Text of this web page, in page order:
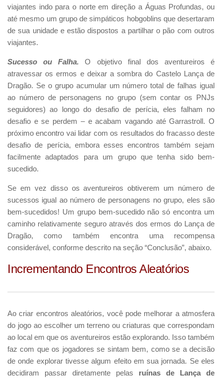
viajantes indo para o norte em direção a Águas Profundas, ou
até mesmo um grupo de simpáticos hobgoblins que desertaram
de sua unidade e estão dispostos a partilhar o pão com outros
viajantes.
Sucesso ou Falha. O objetivo final dos aventureiros é
atravessar os ermos e deixar a sombra do Castelo Lança de
Dragão. Se o grupo acumular um número total de falhas igual
ao número de personagens no grupo (sem contar os PNJs
seguidores) ao longo do desafio de perícia, eles falham no
desafio e se perdem – e acabam vagando até Garrastroll. O
próximo encontro vai lidar com os resultados do fracasso deste
desafio de perícia, embora esses encontros também sejam
facilmente adaptados para um grupo que tenha sido bem-
sucedido.
Se em vez disso os aventureiros obtiverem um número de
sucessos igual ao número de personagens no grupo, eles são
bem-sucedidos! Um grupo bem-sucedido não só encontra um
caminho relativamente seguro através dos ermos do Lança de
Dragão, como também encontra uma recompensa
considerável, conforme descrito na seção “Conclusão”, abaixo.
Incrementando Encontros Aleatórios
Ao criar encontros aleatórios, você pode melhorar a atmosfera
do jogo ao escolher um terreno ou criaturas que correspondam
ao local em que os aventureiros estão explorando. Isso também
faz com que os jogadores se sintam bem, como se a decisão
de onde explorar tivesse algum efeito em sua jornada. Se eles
decidiram passar diretamente pelas ruínas de Lança de